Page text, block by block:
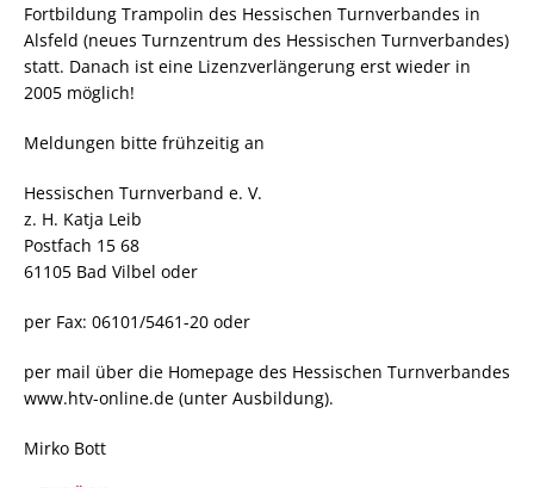
Fortbildung Trampolin des Hessischen Turnverbandes in
Alsfeld (neues Turnzentrum des Hessischen Turnverbandes)
statt. Danach ist eine Lizenzverlängerung erst wieder in
2005 möglich!
Meldungen bitte frühzeitig an
Hessischen Turnverband e. V.
z. H. Katja Leib
Postfach 15 68
61105 Bad Vilbel oder
per Fax: 06101/5461-20 oder
per mail über die Homepage des Hessischen Turnverbandes
www.htv-online.de (unter Ausbildung).
Mirko Bott